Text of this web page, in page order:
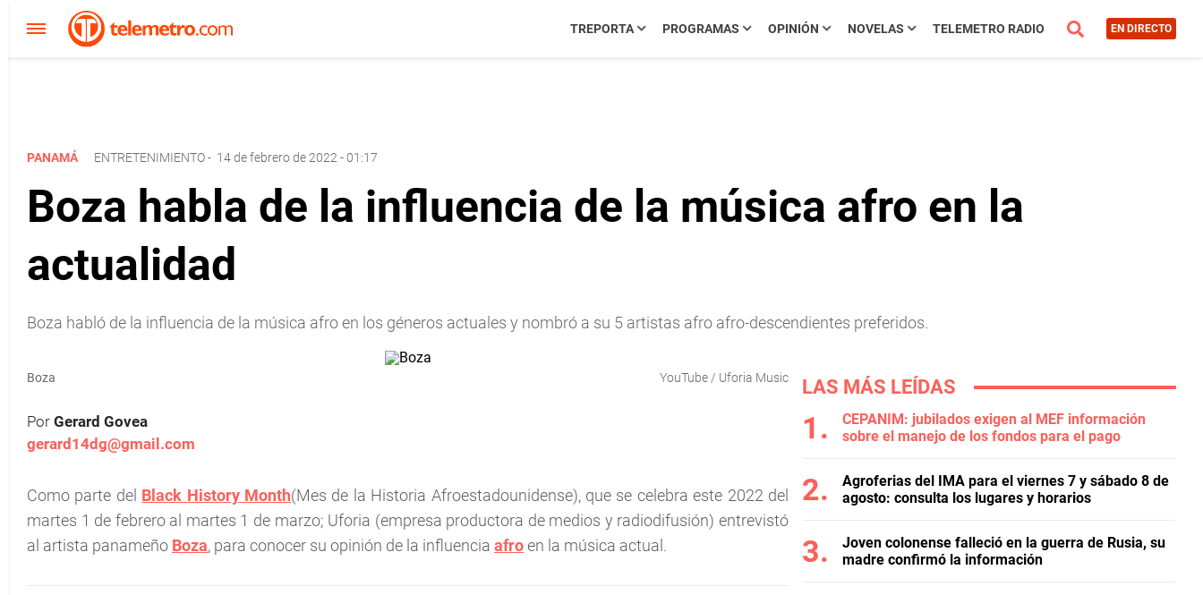
TREPORTA PROGRAMAS OPINIÓN NOVELAS TELEMETRO RADIO EN DIRECTO
PANAMÁ ENTRETENIMIENTO- 14 de febrero de 2022 - 01:17
Boza habla de la influencia de la música afro en la
actualidad
Boza habló de la influencia de la música afro en los géneros actuales y nombró a su 5 artistas afro afro-descendientes preferidos.
Boza YouTube / Uforia Music
Por Gerard Govea
gerard14dg@gmail.com
Como parte del Black History Month(Mes de la Historia Afroestadounidense), que se celebra este 2022 del
martes 1 de febrero al martes 1 de marzo; Uforia (empresa productora de medios y radiodifusión) entrevistó
al artista panameño Boza, para conocer su opinión de la influencia afroen la música actual.
LAS MÁS LEÍDAS
CEPANIM: jubilados exigen al MEF información
sobre el manejo de los fondos para el pago
Agroferias del IMA para el viernes 7 y sábado 8 de
agosto: consulta los lugares y horarios
Joven colonense falleció en la guerra de Rusia, su
madre confirmó la información